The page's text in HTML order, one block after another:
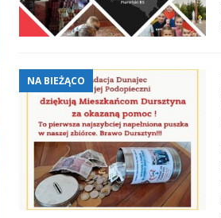
NA BIEŻĄCO